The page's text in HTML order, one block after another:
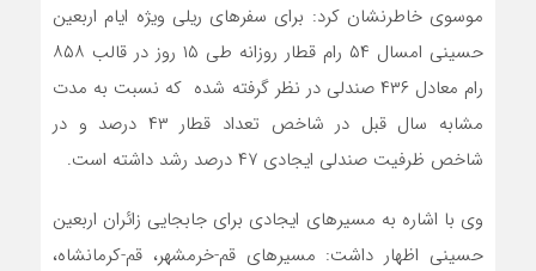
موسوی خاطرنشان کرد: برای سفرهای ریلی ویژه ایام اربعین
حسینی امسال ۵۴ رام قطار روزانه طی ۱۵ روز در قالب ۸۵۸
رام معادل ۴۳۶ صندلی در نظر گرفته شده که نسبت به مدت
مشابه سال قبل در شاخص تعداد قطار ۴۳ درصد و در
شاخص ظرفیت صندلی ایجادی ۴۷ درصد رشد داشته است.
وی با اشاره به مسیرهای ایجادی برای جابجایی زائران اربعین
حسینی اظهار داشت: مسیرهای قم-خرمشهر، قم-کرمانشاه،